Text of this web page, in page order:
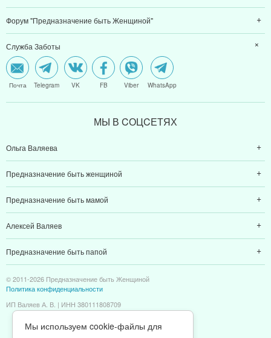
Форум "Предназначение быть Женщиной"
Служба Заботы
Почта Telegram VK FB Viber WhatsApp
МЫ В CОЦCЕТЯХ
Ольга Валяева
Предназначение быть женщиной
Предназначение быть мамой
Алексей Валяев
Предназначение быть папой
© 2011-2026 Предназначение быть Женщиной
Политика конфиденциальности
ИП Валяев А. В. | ИНН 380111808709
Мы используем cookie-файлы для